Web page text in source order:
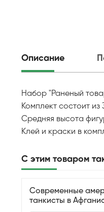
Описание
Набор "Раненый
Комплект состоит из
Средняя высота
Клей и краски в
С этим товаром
Современные
танкисты в